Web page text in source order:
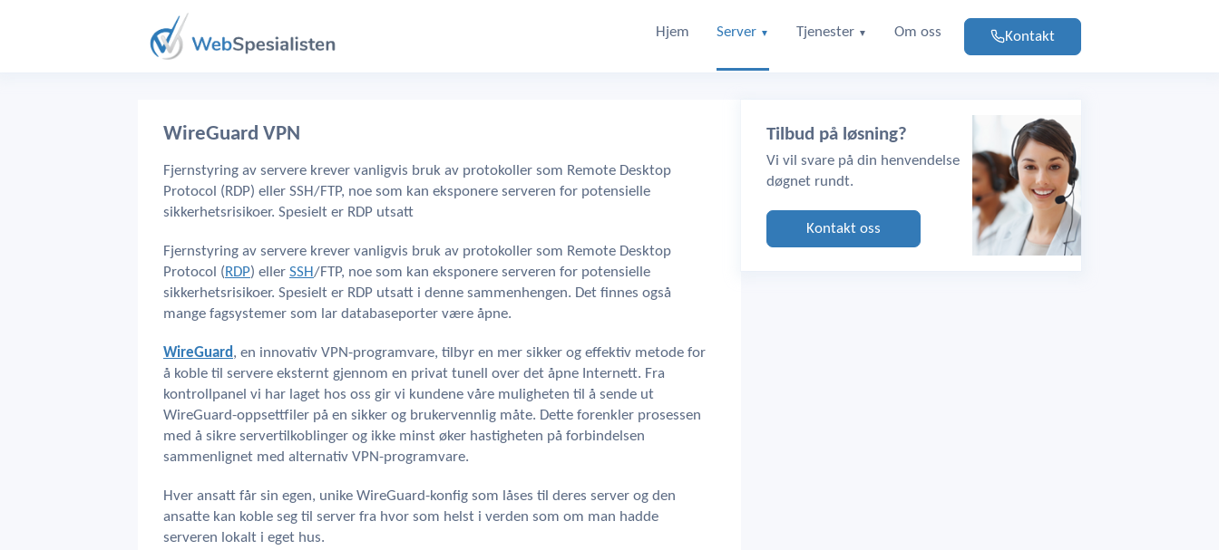
Hjem Server ▼ Tjenester ▼ Om oss Kontakt
WireGuard VPN
Fjernstyring av servere krever vanligvis bruk av protokoller som Remote Desktop
Protocol (RDP) eller SSH/FTP, noe som kan eksponere serveren for potensielle
sikkerhetsrisikoer. Spesielt er RDP utsatt
Fjernstyring av servere krever vanligvis bruk av protokoller som Remote Desktop
Protocol (RDP) eller SSH/FTP, noe som kan eksponere serveren for potensielle
sikkerhetsrisikoer. Spesielt er RDP utsatt i denne sammenhengen. Det finnes også
mange fagsystemer som lar databaseporter være åpne.
WireGuard, en innovativ VPN-programvare, tilbyr en mer sikker og effektiv metode for
å koble til servere eksternt gjennom en privat tunell over det åpne Internett. Fra
kontrollpanel vi har laget hos oss gir vi kundene våre muligheten til å sende ut
WireGuard-oppsettfiler på en sikker og brukervennlig måte. Dette forenkler prosessen
med å sikre servertilkoblinger og ikke minst øker hastigheten på forbindelsen
sammenlignet med alternativ VPN-programvare.
Hver ansatt får sin egen, unike WireGuard-konfig som låses til deres server og den
ansatte kan koble seg til server fra hvor som helst i verden som om man hadde
serveren lokalt i eget hus.
Tilbud på løsning?
Vi vil svare på din henvendelse
døgnet rundt.
Kontakt oss